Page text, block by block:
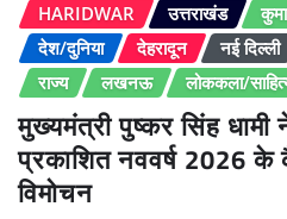
HARIDWAR उत्तराखंड
देश/दुनिया
देहरादून नई दिल्ली
राज्य
लखनऊ लोककला/
मुख्यमंत्री पुष्कर सिंह धामी
प्रकाशित नववर्ष 2026
विमोचन